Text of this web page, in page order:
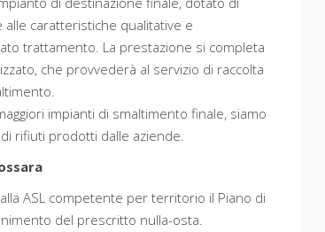
caratteristiche qualitative e
trattamento. La prestazione si completa
che provvederà al servizio di raccolta
impianti di smaltimento finale, siamo
rifiuti prodotti dalle aziende.
ASL competente per territorio il Piano di
del prescritto nulla-osta.